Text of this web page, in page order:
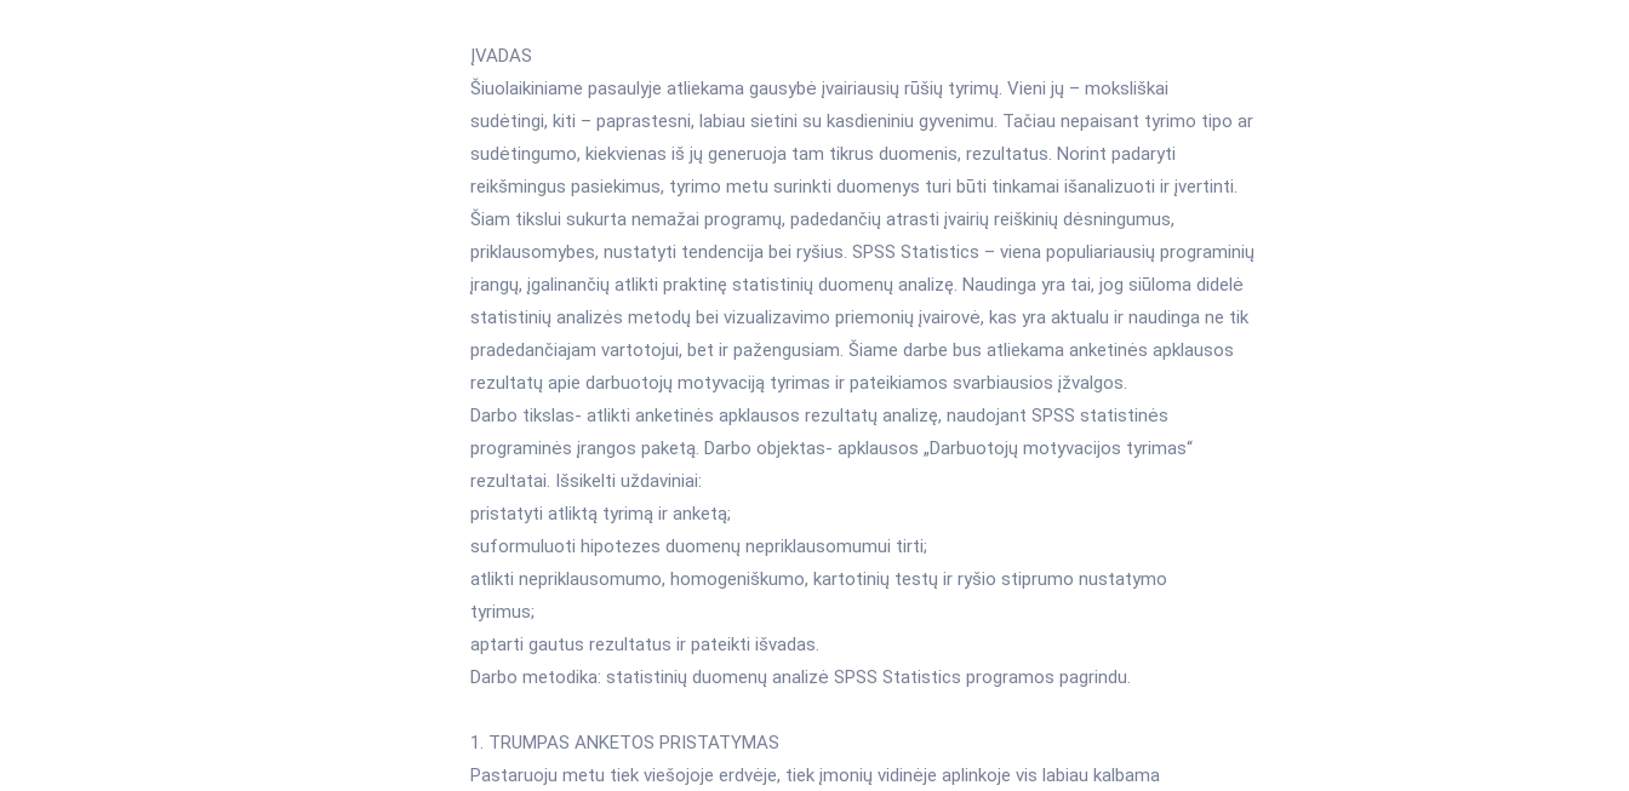
ĮVADAS
Šiuolaikiniame pasaulyje atliekama gausybė įvairiausių rūšių tyrimų. Vieni jų – moksliškai
sudėtingi, kiti – paprastesni, labiau sietini su kasdieniniu gyvenimu. Tačiau nepaisant tyrimo tipo ar
sudėtingumo, kiekvienas iš jų generuoja tam tikrus duomenis, rezultatus. Norint padaryti
reikšmingus pasiekimus, tyrimo metu surinkti duomenys turi būti tinkamai išanalizuoti ir įvertinti.
Šiam tikslui sukurta nemažai programų, padedančių atrasti įvairių reiškinių dėsningumus,
priklausomybes, nustatyti tendencija bei ryšius. SPSS Statistics – viena populiariausių programinių
įrangų, įgalinančių atlikti praktinę statistinių duomenų analizę. Naudinga yra tai, jog siūloma didelė
statistinių analizės metodų bei vizualizavimo priemonių įvairovė, kas yra aktualu ir naudinga ne tik
pradedančiajam vartotojui, bet ir pažengusiam. Šiame darbe bus atliekama anketinės apklausos
rezultatų apie darbuotojų motyvaciją tyrimas ir pateikiamos svarbiausios įžvalgos.
Darbo tikslas- atlikti anketinės apklausos rezultatų analizę, naudojant SPSS statistinės
programinės įrangos paketą. Darbo objektas- apklausos „Darbuotojų motyvacijos tyrimas“
rezultatai. Išsikelti uždaviniai:
pristatyti atliktą tyrimą ir anketą;
suformuluoti hipotezes duomenų nepriklausomumui tirti;
atlikti nepriklausomumo, homogeniškumo, kartotinių testų ir ryšio stiprumo nustatymo
tyrimus;
aptarti gautus rezultatus ir pateikti išvadas.
Darbo metodika: statistinių duomenų analizė SPSS Statistics programos pagrindu.
1. TRUMPAS ANKETOS PRISTATYMAS
Pastaruoju metu tiek viešojoje erdvėje, tiek įmonių vidinėje aplinkoje vis labiau kalbama